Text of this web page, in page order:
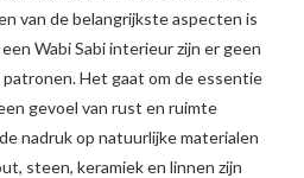
van de belangrijkste aspecten is
Wabi Sabi interieur zijn er geen
Het gaat om de essentie
gevoel van rust en ruimte
nadruk op natuurlijke materialen
steen, keramiek en linnen zijn